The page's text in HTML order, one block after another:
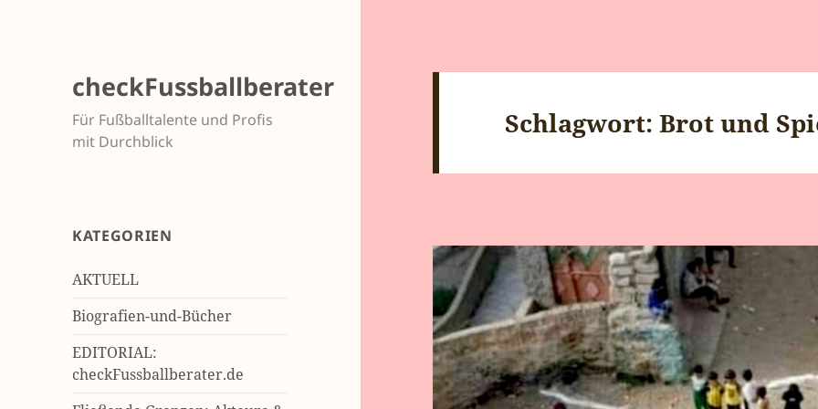
checkFussballberater
Für Fußballtalente und Profis
mit Durchblick
KATEGORIEN
AKTUELL
Biografien-und-Bücher
EDITORIAL:
checkFussballberater.de
Schlagwort:Brot und